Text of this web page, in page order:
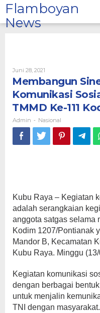
Lewati
ke
konten
Flamboyan
News
Juni 28, 2021
Membangun
Komunikasi
TMMD Ke-111
Admin - Nasional
Kubu Raya – Kegiatan
adalah serangkaian
anggota satgas selama
Kodim 1207/Pontianak
Mandor B, Kecamatan
Kubu Raya. Minggu
Kegiatan komunikasi
dengan berbagai
untuk menjalin
TNI dengan masyarakat.